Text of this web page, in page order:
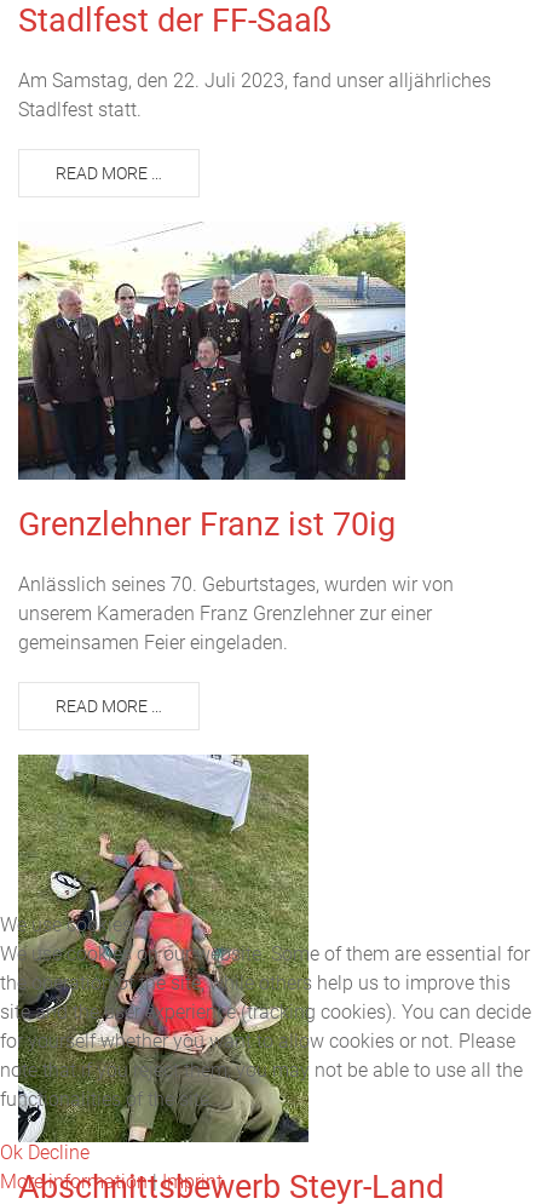
Stadlfest der FF-Saaß
Am Samstag, den 22. Juli 2023, fand unser alljährliches
Stadlfest statt.
READ MORE …
Grenzlehner Franz ist 70ig
Anlässlich seines 70. Geburtstages, wurden wir von
unserem Kameraden Franz Grenzlehner zur einer
gemeinsamen Feier eingeladen.
READ MORE …
Abschnittsbewerb Steyr-Land
We use cookies
We use cookies on our website. Some of them are essential for
the operation of the site, while others help us to improve this
site and the user experience (tracking cookies). You can decide
for yourself whether you want to allow cookies or not. Please
note that if you reject them, you may not be able to use all the
functionalities of the site.
Ok Decline
More information|Imprint